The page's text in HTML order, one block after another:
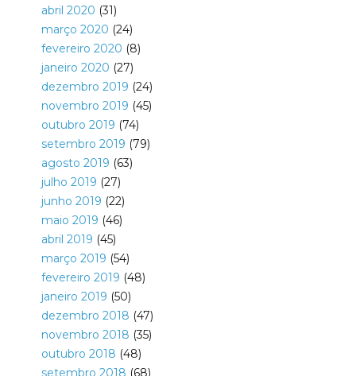
abril 2020 (31)
março 2020 (24)
fevereiro 2020 (8)
janeiro 2020 (27)
dezembro 2019 (24)
novembro 2019 (45)
outubro 2019 (74)
setembro 2019 (79)
agosto 2019 (63)
julho 2019 (27)
junho 2019 (22)
maio 2019 (46)
abril 2019 (45)
março 2019 (54)
fevereiro 2019 (48)
janeiro 2019 (50)
dezembro 2018 (47)
novembro 2018 (35)
outubro 2018 (48)
setembro 2018 (68)